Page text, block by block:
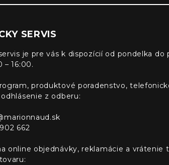
SERVIS
je pre vás k dispozícií od pondelka do
– 16:00.
produktové poradenstvo,
z odberu:
662
online objednávky, reklamácie a vrátenie